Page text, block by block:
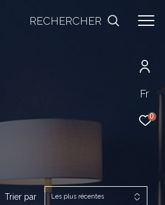
Fr
0
RECHERCHER
Trier par Les plus récentes